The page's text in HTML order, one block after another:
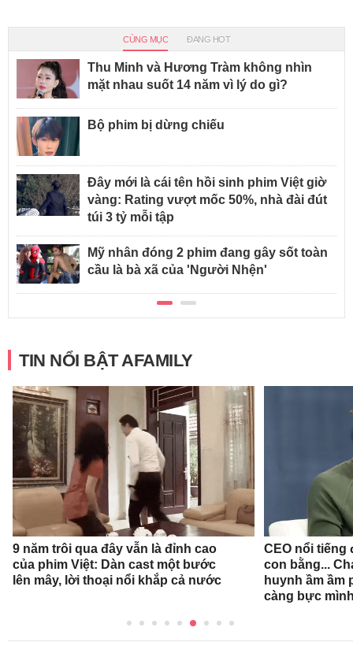
CÙNG MỤC ĐANG HOT
Thu Minh và Hương Tràm không nhìn
mặt nhau suốt 14 năm vì lý do gì?
Bộ phim bị dừng chiếu
Đây mới là cái tên hồi sinh phim Việt giờ
vàng: Rating vượt mốc 50%, nhà đài đút
túi 3 tỷ mỗi tập
Mỹ nhân đóng 2 phim đang gây sốt toàn
cầu là bà xã của 'Người Nhện'
TIN NỔI BẬT AFAMILY
9 năm trôi qua đây vẫn là đỉnh cao
của phim Việt: Dàn cast một bước
lên mây, lời thoại nổi khắp cả nước
CEO nổi tiếng
con bằng...
huynh ầm ầm
càng bực